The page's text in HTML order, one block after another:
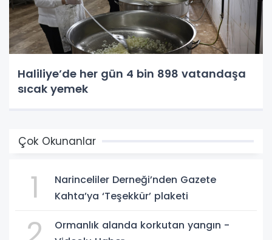
Haliliye’de her gün 4 bin 898 vatandaşa
sıcak yemek
Çok Okunanlar
1
Narinceliler Derneği’nden Gazete
Kahta’ya ‘Teşekkür’ plaketi
Ormanlık alanda korkutan yangın -